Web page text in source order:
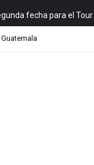
fecha para el Tour